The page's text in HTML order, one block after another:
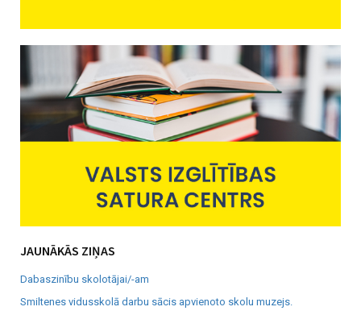
JAUNĀKĀS ZIŅAS
Dabaszinību skolotājai/-am
Smiltenes vidusskolā darbu sācis apvienoto skolu muzejs.